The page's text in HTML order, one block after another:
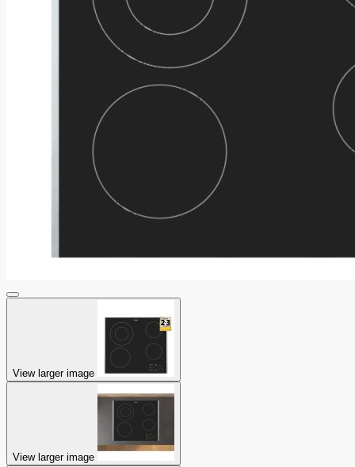
View larger image
View larger image